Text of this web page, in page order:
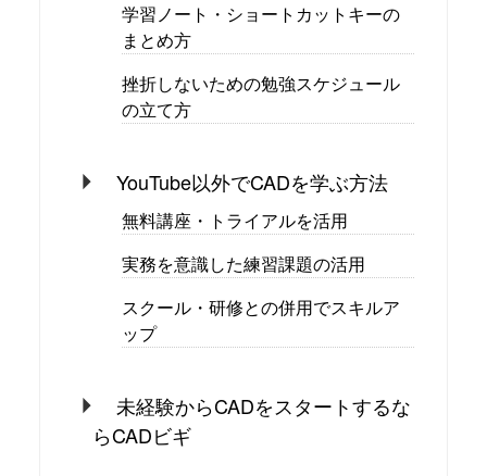
学習ノート・ショートカットキーの
まとめ方
挫折しないための勉強スケジュール
の立て方
YouTube以外でCADを学ぶ方法
無料講座・トライアルを活用
実務を意識した練習課題の活用
スクール・研修との併用でスキルア
ップ
未経験からCADをスタートするな
らCADビギ